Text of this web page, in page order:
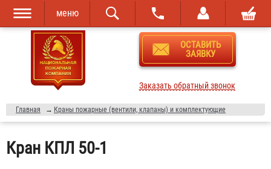
Перейти к
основному
содержанию
Skip to
navigation
меню
ОСТАВИТЬ
ЗАЯВКУ
Заказать обратный звонок
Главная → Краны пожарные (вентили, клапаны) и комплектующие
Кран КПЛ 50-1